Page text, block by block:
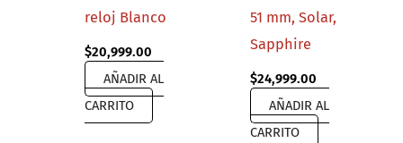
reloj Blanco
$20,999.00
AÑADIR AL
CARRITO
51 mm, Solar,
Sapphire
$24,999.00
AÑADIR AL
CARRITO